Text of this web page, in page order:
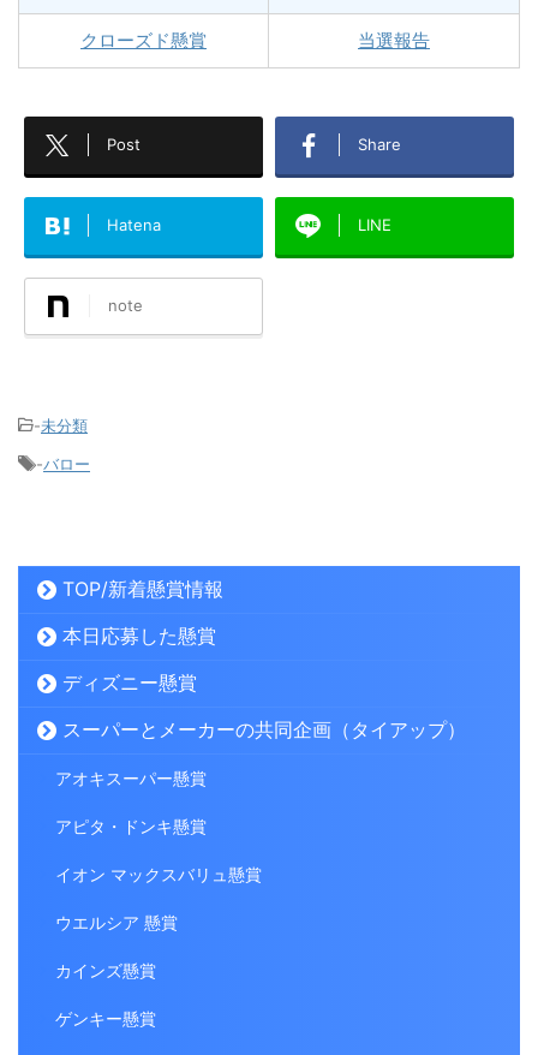
クローズド懸賞 当選報告
Post Share
Hatena LINE
note
-未分類
-バロー
TOP/新着懸賞情報
本日応募した懸賞
ディズニー懸賞
スーパーとメーカーの共同企画（タイアップ）
アオキスーパー懸賞
アピタ・ドンキ懸賞
イオン マックスバリュ懸賞
ウエルシア 懸賞
カインズ懸賞
ゲンキー懸賞